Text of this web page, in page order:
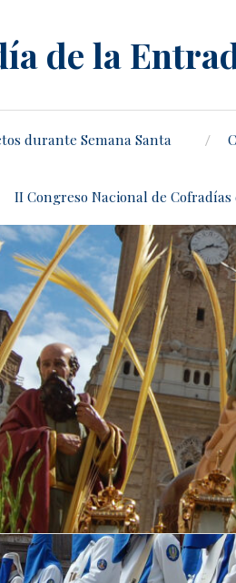
de la
durante Semana Santa
II Congreso Nacional de